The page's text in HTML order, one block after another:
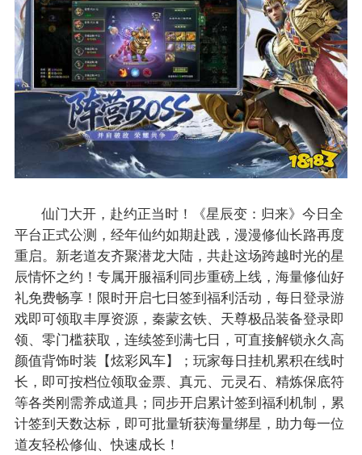
仙门大开，赴约正当时！《星辰变：归来》今日全
平台正式公测，经年仙约如期赴践，漫漫修仙长路再度
重启。新老道友齐聚潜龙大陆，共赴这场跨越时光的星
辰情怀之约！专属开服福利同步重磅上线，海量修仙好
礼免费畅享！限时开启七日签到福利活动，每日登录游
戏即可领取丰厚资源，秦蒙玄铁、天尊极品装备登录即
领、零门槛获取，连续签到满七日，可直接解锁永久高
颜值背饰时装【炫彩风车】；玩家每日挂机累积在线时
长，即可按档位领取金票、真元、元灵石、精炼保底符
等各类刚需养成道具；同步开启累计签到福利机制，累
计签到天数达标，即可批量斩获海量绑星，助力每一位
道友轻松修仙、快速成长！